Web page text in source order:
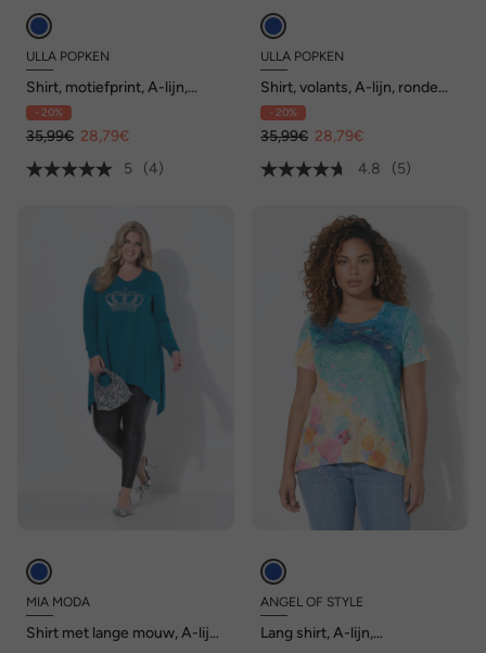
ULLA POPKEN
Shirt, motiefprint, A-lijn,
ronde hals, lange mouwen
- 20%
35,99€ 28,79€
5
(4)
ULLA POPKEN
Shirt, volants, A-lijn, ronde
hals, lange mouwen
- 20%
35,99€ 28,79€
4.8
(5)
MIA MODA
Shirt met lange mouw, A-lijn,
ANGEL OF STYLE
Lang shirt, A-lijn,